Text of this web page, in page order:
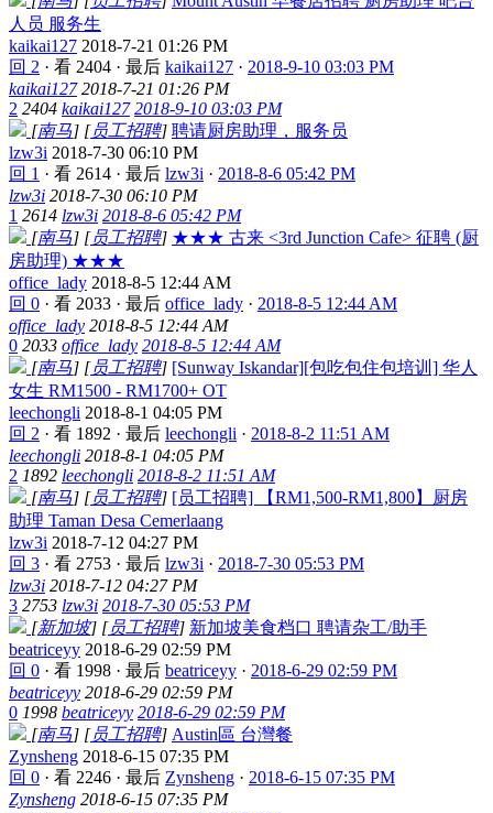
人员 服务生
kaikai127 2018-7-21 01:26 PM
回 2 · 看 2404 · 最后 kaikai127 · 2018-9-10 03:03 PM
kaikai127 2018-7-21 01:26 PM
2 2404 kaikai127 2018-9-10 03:03 PM
[南马] [员工招聘] 聘请厨房助理，服务员
lzw3i 2018-7-30 06:10 PM
回 1 · 看 2614 · 最后 lzw3i · 2018-8-6 05:42 PM
lzw3i 2018-7-30 06:10 PM
1 2614 lzw3i 2018-8-6 05:42 PM
[南马] [员工招聘] ★★★ 古来 <3rd Junction Cafe> 征聘 (厨
房助理) ★★★
office_lady 2018-8-5 12:44 AM
回 0 · 看 2033 · 最后 office_lady · 2018-8-5 12:44 AM
office_lady 2018-8-5 12:44 AM
0 2033 office_lady 2018-8-5 12:44 AM
[南马] [员工招聘] [Sunway Iskandar][包吃包住包培训] 华人
女生 RM1500 - RM1700+ OT
leechongli 2018-8-1 04:05 PM
回 2 · 看 1892 · 最后 leechongli · 2018-8-2 11:51 AM
leechongli 2018-8-1 04:05 PM
2 1892 leechongli 2018-8-2 11:51 AM
[南马] [员工招聘] [员工招聘] 【RM1,500-RM1,800】厨房
助理 Taman Desa Cemerlaang
lzw3i 2018-7-12 04:27 PM
回 3 · 看 2753 · 最后 lzw3i · 2018-7-30 05:53 PM
lzw3i 2018-7-12 04:27 PM
3 2753 lzw3i 2018-7-30 05:53 PM
[新加坡] [员工招聘] 新加坡美食档口 聘请杂工/助手
beatriceyy 2018-6-29 02:59 PM
回 0 · 看 1998 · 最后 beatriceyy · 2018-6-29 02:59 PM
beatriceyy 2018-6-29 02:59 PM
0 1998 beatriceyy 2018-6-29 02:59 PM
[南马] [员工招聘] Austin區 台灣餐
Zynsheng 2018-6-15 07:35 PM
回 0 · 看 2246 · 最后 Zynsheng · 2018-6-15 07:35 PM
Zynsheng 2018-6-15 07:35 PM